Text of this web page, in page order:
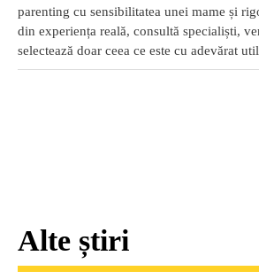
parenting cu sensibilitatea unei mame și
din experiența reală, consultă specialiști,
selectează doar ceea ce este cu adevărat
Alte știri